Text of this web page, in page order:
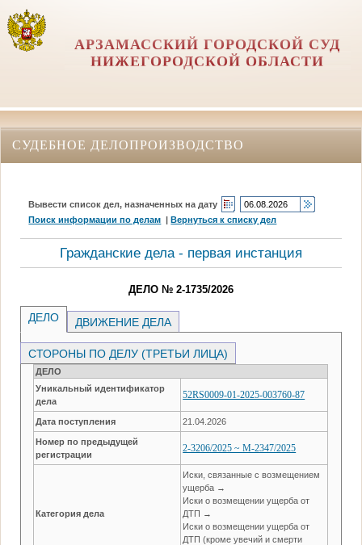
АРЗАМАССКИЙ ГОРОДСКОЙ СУД
НИЖЕГОРОДСКОЙ ОБЛАСТИ
СУДЕБНОЕ ДЕЛОПРОИЗВОДСТВО
Вывести список дел, назначенных на дату
Поиск информации по делам |Вернуться к списку дел
Гражданские дела - первая инстанция
ДЕЛО № 2-1735/2026
ДЕЛО ДВИЖЕНИЕ ДЕЛА
СТОРОНЫ ПО ДЕЛУ (ТРЕТЬИ ЛИЦА)
ДЕЛО
Уникальный идентификатор
дела
52RS0009-01-2025-003760-87
Дата поступления 21.04.2026
Номер по предыдущей
регистрации
2-3206/2025 ~ М-2347/2025
Категория дела
Иски, связанные с возмещением
ущерба →
Иски о возмещении ущерба от
ДТП →
Иски о возмещении ущерба от
ДТП (кроме увечий и смерти